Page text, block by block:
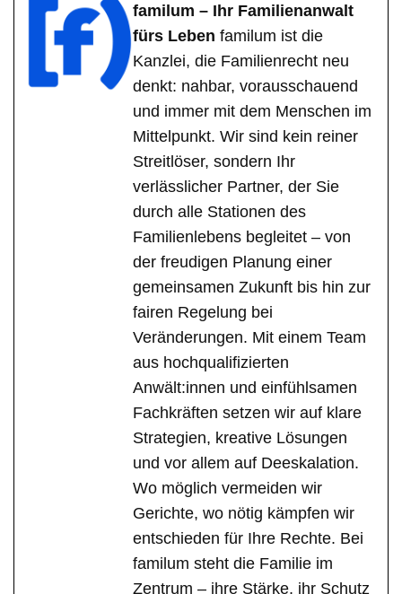
familum – Ihr Familienanwalt
fürs Leben familum ist die
Kanzlei, die Familienrecht neu
denkt: nahbar, vorausschauend
und immer mit dem Menschen im
Mittelpunkt. Wir sind kein reiner
Streitlöser, sondern Ihr
verlässlicher Partner, der Sie
durch alle Stationen des
Familienlebens begleitet – von
der freudigen Planung einer
gemeinsamen Zukunft bis hin zur
fairen Regelung bei
Veränderungen. Mit einem Team
aus hochqualifizierten
Anwält:innen und einfühlsamen
Fachkräften setzen wir auf klare
Strategien, kreative Lösungen
und vor allem auf Deeskalation.
Wo möglich vermeiden wir
Gerichte, wo nötig kämpfen wir
entschieden für Ihre Rechte. Bei
familum steht die Familie im
Zentrum – ihre Stärke, ihr Schutz